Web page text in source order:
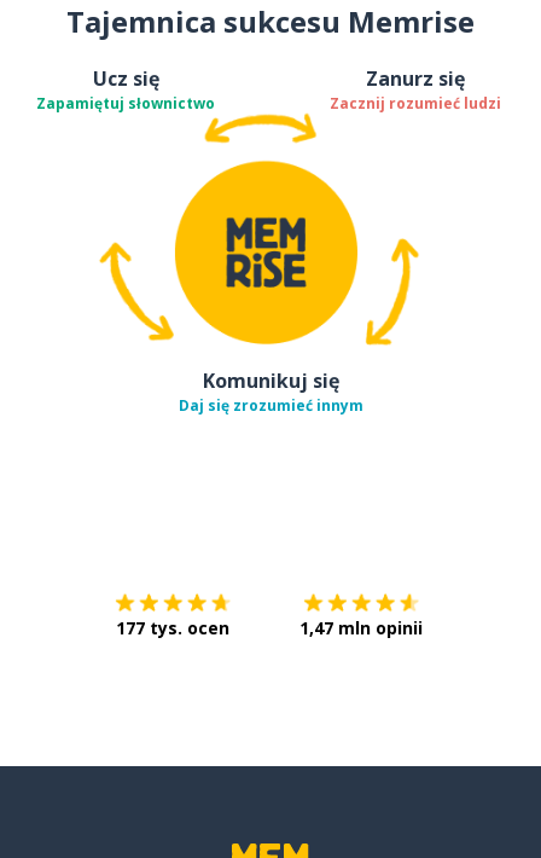
Tajemnica sukcesu Memrise
Ucz się
Zapamiętuj słownictwo
Zanurz się
Zacznij rozumieć ludzi
Komunikuj się
Daj się zrozumieć innym
177 tys. ocen 1,47 mln opinii